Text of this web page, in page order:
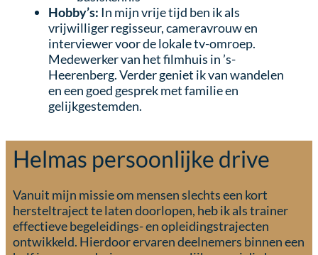
Hobby’s: In mijn vrije tijd ben ik als
vrijwilliger regisseur, cameravrouw en
interviewer voor de lokale tv-omroep.
Medewerker van het filmhuis in ’s-
Heerenberg. Verder geniet ik van wandelen
en een goed gesprek met familie en
gelijkgestemden.
Helmas persoonlijke drive
Vanuit mijn missie om mensen slechts een kort
hersteltraject te laten doorlopen, heb ik als trainer
effectieve begeleidings- en opleidingstrajecten
ontwikkeld. Hierdoor ervaren deelnemers binnen een